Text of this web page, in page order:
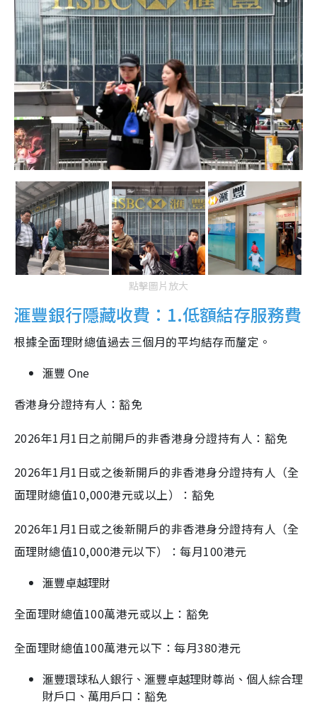
點擊圖片放大
滙豐銀行隱藏收費：1.低額結存服務費
根據全面理財總值過去三個月的平均結存而釐定。
滙豐 One
香港身分證持有人：豁免
2026年1月1日之前開戶的非香港身分證持有人：豁免
2026年1月1日或之後新開戶的非香港身分證持有人（全
面理財總值10,000港元或以上）：豁免
2026年1月1日或之後新開戶的非香港身分證持有人（全
面理財總值10,000港元以下）：每月100港元
滙豐卓越理財
全面理財總值100萬港元或以上：豁免
全面理財總值100萬港元以下：每月380港元
滙豐環球私人銀行、滙豐卓越理財尊尚、個人綜合理
財戶口、萬用戶口：豁免